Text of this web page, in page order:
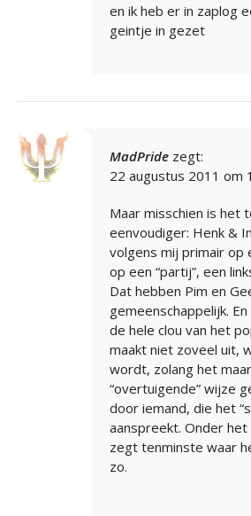
en ik heb er in zaplog
geintje in gezet
MadPride zegt:
22 augustus 2011 om
Maar misschien is het
eenvoudiger: Henk &
volgens mij primair op
op een “partij”, een
Dat hebben Pim en
gemeenschappelijk.
de hele clou van het
maakt niet zoveel uit,
wordt, zolang het
“overtuigende” wijze
door iemand, die het
aanspreekt. Onder het
zegt tenminste waar
zo.